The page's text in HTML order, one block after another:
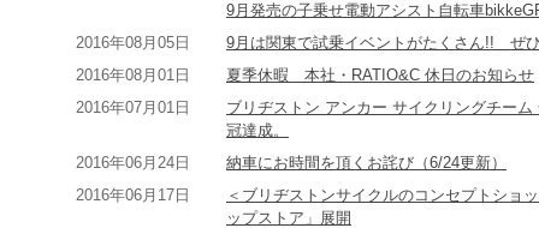
9月発売の子乗せ電動アシスト自転車
2016年08月05日
9月は関東で試乗イベントがたくさん!! ぜ
2016年08月01日
夏季休暇 本社・RATIO&C 休日のお知らせ
2016年07月01日
ブリヂストン アンカー サイクリングチー
冠達成。
2016年06月24日
納車にお時間を頂くお詫び（6/24更新）
2016年06月17日
＜ブリヂストンサイクルのコンセプトショ
ップストア」展開